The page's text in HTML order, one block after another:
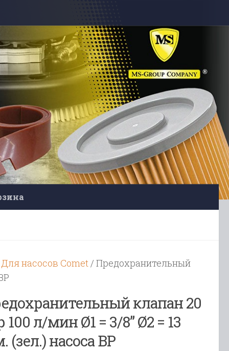
Для насосов Comet / Предохранительный
клапан 20
100 л/мин Ø1 = 3/8” Ø2 = 13
(зел.) насоса BP